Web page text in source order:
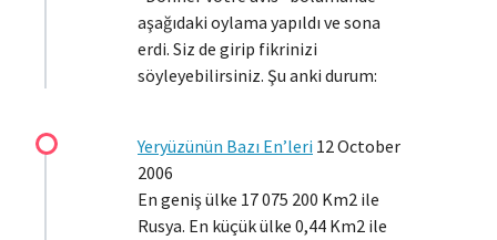
aşağıdaki oylama yapıldı ve sona
erdi. Siz de girip fikrinizi
söyleyebilirsiniz. Şu anki durum:
Yeryüzünün Bazı En’leri 12 October
2006
En geniş ülke 17 075 200 Km2 ile
Rusya. En küçük ülke 0,44 Km2 ile